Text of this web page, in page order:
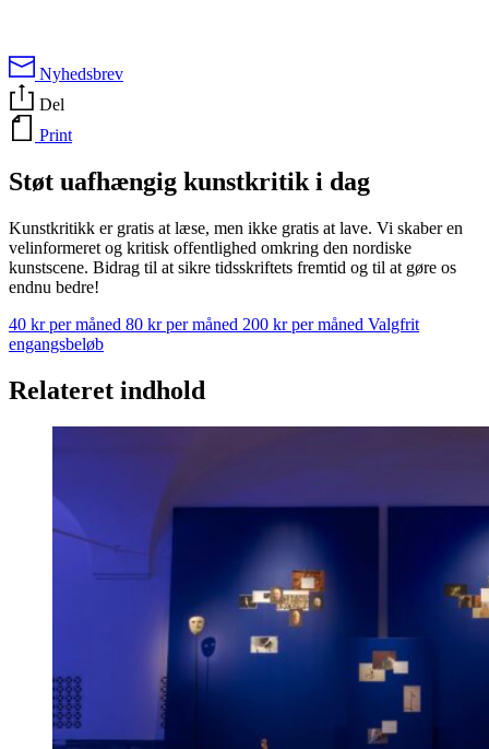
Nyhedsbrev
Del
Print
Støt uafhængig kunstkritik i dag
Kunstkritikk er gratis at læse, men ikke gratis at lave. Vi skaber en
velinformeret og kritisk offentlighed omkring den nordiske
kunstscene. Bidrag til at sikre tidsskriftets fremtid og til at gøre os
endnu bedre!
40 kr per måned 80 kr per måned 200 kr per måned Valgfrit
engangsbeløb
Relateret indhold